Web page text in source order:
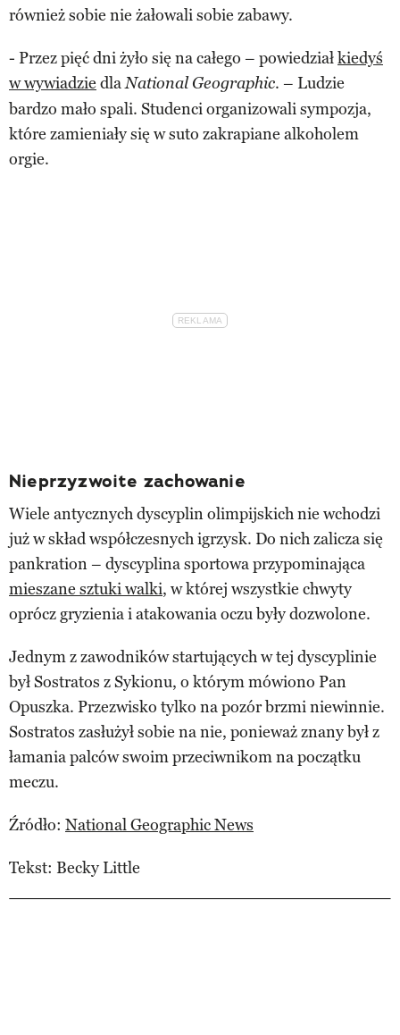
również sobie nie żałowali sobie zabawy.
- Przez pięć dni żyło się na całego – powiedziałkiedyś
w wywiadzie dlaNational Geographic. – Ludzie
bardzo mało spali. Studenci organizowali sympozja,
które zamieniały się w suto zakrapiane alkoholem
orgie.
Nieprzyzwoite zachowanie
Wiele antycznych dyscyplin olimpijskich nie wchodzi
już w skład współczesnych igrzysk. Do nich zalicza się
pankration – dyscyplina sportowa przypominająca
mieszane sztuki walki, w której wszystkie chwyty
oprócz gryzienia i atakowania oczu były dozwolone.
Jednym z zawodników startujących w tej dyscyplinie
był Sostratos z Sykionu, o którym mówiono Pan
Opuszka. Przezwisko tylko na pozór brzmi niewinnie.
Sostratos zasłużył sobie na nie, ponieważ znany był z
łamania palców swoim przeciwnikom na początku
meczu.
Źródło: National Geographic News
Tekst: Becky Little